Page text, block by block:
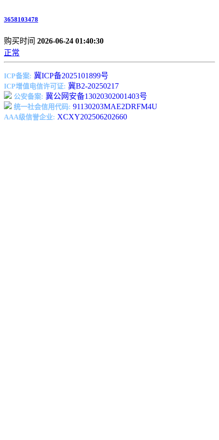
3658103478
购买时间 2026-06-24 01:40:30
正常
ICP备案: 冀ICP备2025101899号
ICP增值电信许可证: 冀B2-20250217
公安备案: 冀公网安备13020302001403号
统一社会信用代码: 91130203MAE2DRFM4U
AAA级信誉企业: XCXY202506202660